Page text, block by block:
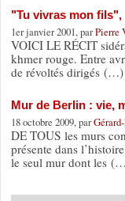
"Tu vivras mon fils",
1er janvier 2001, parPierre
VOICI LE RÉCIT
khmer rouge. Entre
de révoltés dirigés (…)
Mur de Berlin : vie,
18 octobre 2009, par
DE TOUS les murs
présente dans
le seul mur dont les